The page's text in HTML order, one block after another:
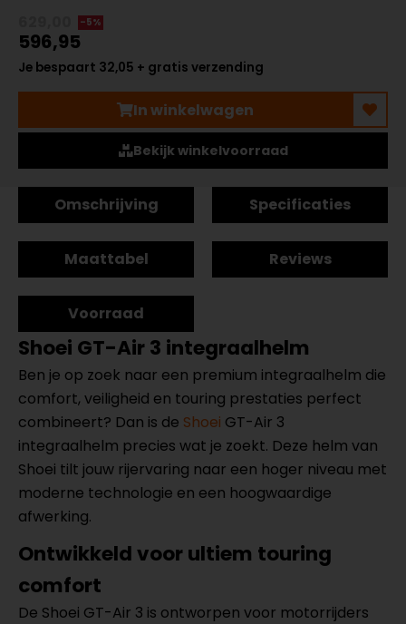
-5%
596,95
Je bespaart 32,05 + gratis verzending
In winkelwagen
Bekijk winkelvoorraad
Omschrijving Specificaties
Maattabel Reviews
Voorraad
Shoei GT-Air 3 integraalhelm
Ben je op zoek naar een premium integraalhelm die
comfort, veiligheid en touring prestaties perfect
combineert? Dan is de Shoei GT-Air 3
integraalhelm precies wat je zoekt. Deze helm van
Shoei tilt jouw rijervaring naar een hoger niveau met
moderne technologie en een hoogwaardige
afwerking.
Ontwikkeld voor ultiem touring
comfort
De Shoei GT-Air 3 is ontworpen voor motorrijders